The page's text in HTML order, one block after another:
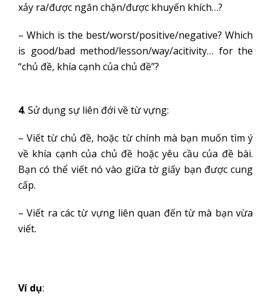
xảy ra/được ngăn chặn/được khuyến khích…?
– Which is the best/worst/positive/negative? Which
is good/bad method/lesson/way/acitivity… for the
“chủ đề, khía cạnh của chủ đề”?
4. Sử dụng sự liên đới về từ vựng:
– Viết từ chủ đề, hoặc từ chính mà bạn muốn tìm ý
về khía cạnh của chủ đề hoặc yêu cầu của đề bài.
Bạn có thể viết nó vào giữa tờ giấy bạn được cung
cấp.
– Viết ra các từ vựng liên quan đến từ mà bạn vừa
viết.
Ví dụ: